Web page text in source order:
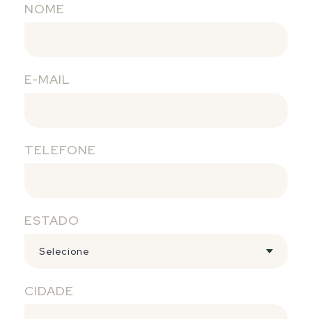
NOME
E-MAIL
TELEFONE
ESTADO
Selecione
CIDADE